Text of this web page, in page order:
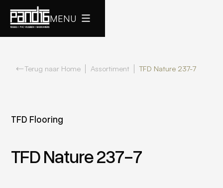
MENU
Terug naar Home Assortiment TFD Nature 237-7
TFD Flooring
TFD Nature 237-7